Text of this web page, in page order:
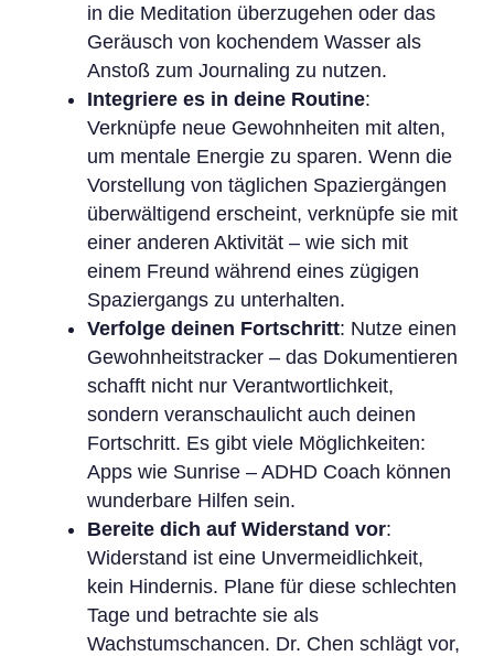
in die Meditation überzugehen oder das
Geräusch von kochendem Wasser als
Anstoß zum Journaling zu nutzen.
Integriere es in deine Routine:
Verknüpfe neue Gewohnheiten mit alten,
um mentale Energie zu sparen. Wenn die
Vorstellung von täglichen Spaziergängen
überwältigend erscheint, verknüpfe sie mit
einer anderen Aktivität – wie sich mit
einem Freund während eines zügigen
Spaziergangs zu unterhalten.
Verfolge deinen Fortschritt: Nutze einen
Gewohnheitstracker – das Dokumentieren
schafft nicht nur Verantwortlichkeit,
sondern veranschaulicht auch deinen
Fortschritt. Es gibt viele Möglichkeiten:
Apps wie Sunrise – ADHD Coach können
wunderbare Hilfen sein.
Bereite dich auf Widerstand vor:
Widerstand ist eine Unvermeidlichkeit,
kein Hindernis. Plane für diese schlechten
Tage und betrachte sie als
Wachstumschancen. Dr. Chen schlägt vor,